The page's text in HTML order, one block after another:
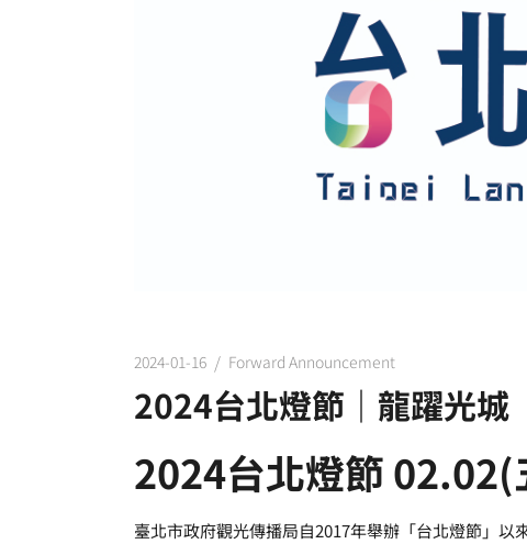
2024-01-16 Forward Announcement
2024台北燈節｜龍躍光城
2024台北燈節02.02(
臺北市政府觀光傳播局自2017年舉辦「台北燈節」